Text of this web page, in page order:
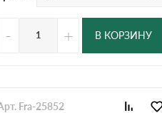
- + В КОРЗИНУ
Fra-25852